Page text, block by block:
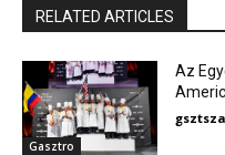
RELATED ARTICLES
Gasztro
Az